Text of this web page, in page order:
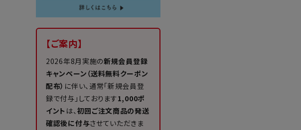
【ご案内】
2026年8月実施の新規会員登録
キャンペーン（送料無料クーポン
配布） に伴い、通常「新規会員登
録で付与」しております1,000ポ
イント は、初回ご注文商品の発送
確認後に付与させていただきま